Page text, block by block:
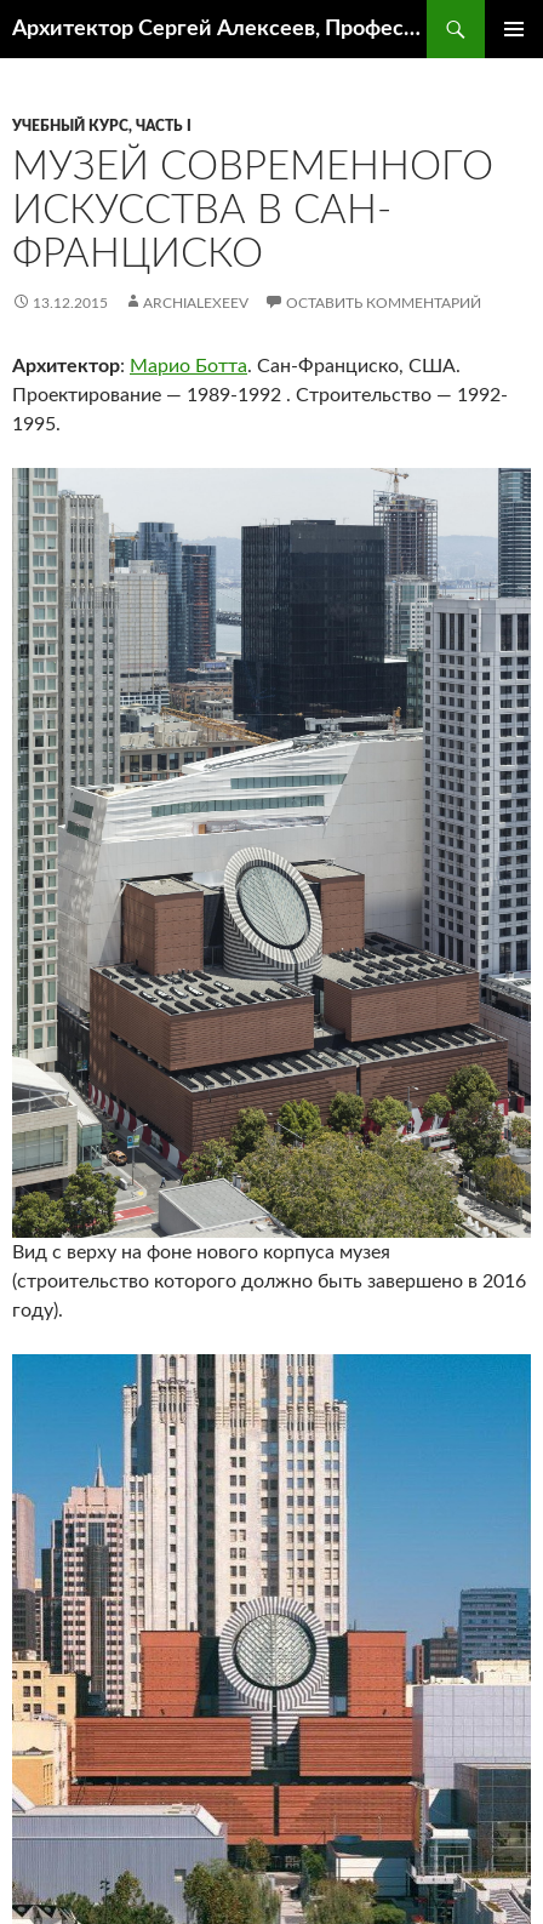
Архитектор Сергей Алексеев, Профессор кафедры ИА и АР ААИ ЮФУ
УЧЕБНЫЙ КУРС, ЧАСТЬ I
МУЗЕЙ СОВРЕМЕННОГО
ИСКУССТВА В САН-
ФРАНЦИСКО
13.12.2015 ARCHIALEXEEV ОСТАВИТЬ КОММЕНТАРИЙ
Архитектор: Марио Ботта. Сан-Франциско, США.
Проектирование — 1989-1992 . Строительство — 1992-
1995.
Вид с верху на фоне нового корпуса музея
(строительство которого должно быть завершено в 2016
году).